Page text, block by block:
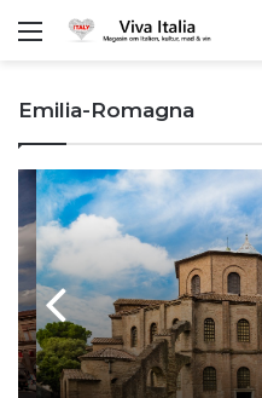
Menu
Emilia-Romagna